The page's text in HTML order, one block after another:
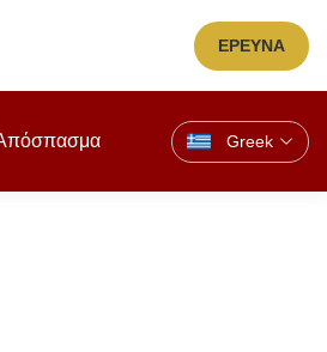
ΕΡΕΥΝΑ
Greek